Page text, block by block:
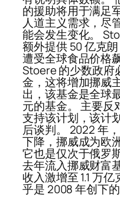
的援助将用于满足
人道主义需求，尽
能会发生变化。
额外提供 50 亿克
遭受全球食品价格
Stoere 的少数政府
金，这将增加挪威
出，该基金是全球
元的基金。 主要反
支持该计划，该计
后谈判。 2022 年
下降，挪威成为欧
它也是仅次于俄罗
去年流入挪威财富
收入激增至 1.1 万
乎是 2008 年创下的